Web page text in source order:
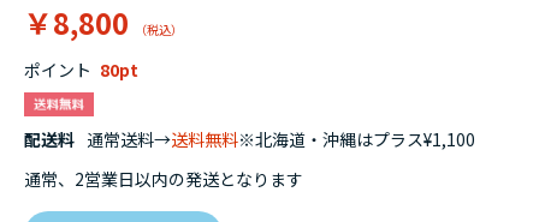
￥8,800
ポイント 80
配送料 通常送料→送料無料※北海道・沖縄はプラス¥1,100
通常、2営業日以内の発送となります